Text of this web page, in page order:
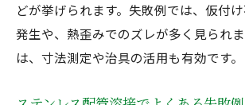
どが挙げられます。失敗例では、仮付
発生や、熱歪みでのズレが多く見られ
は、寸法測定や治具の活用も有効です。